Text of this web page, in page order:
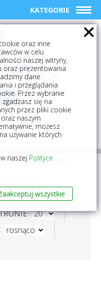
KATEGORIE
PODŁOGOWE
oraz inne
w celu
naszej witryny,
oraz prezentowania
dane
i przeglądania
Przez wybranie
zgadzasz się na
przez pliki cookie
naszym
możesz
używanie których
naszej Polityce
wszystkie